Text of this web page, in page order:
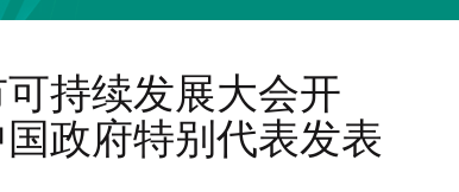
持续发展大会开
政府特别代表发表